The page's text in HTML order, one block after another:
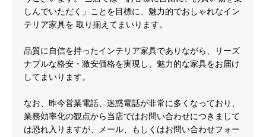
しんでいただく」ことを目標に、魅力的でおしゃれなイン
テリア家具を 取り揃えてまいります。
品質に自信を持ったインテリア家具でありながら、リーズ
ナブルな格安・激安価格を実現し、魅力的な家具をお届け
してまいります。
なお、昨今営業電話、迷惑電話が非常に多くなっており、
業務効率化の観点から当店ではお問い合わせにつきまして
は恐れ入りますが、メール、もしくはお問い合わせフォー